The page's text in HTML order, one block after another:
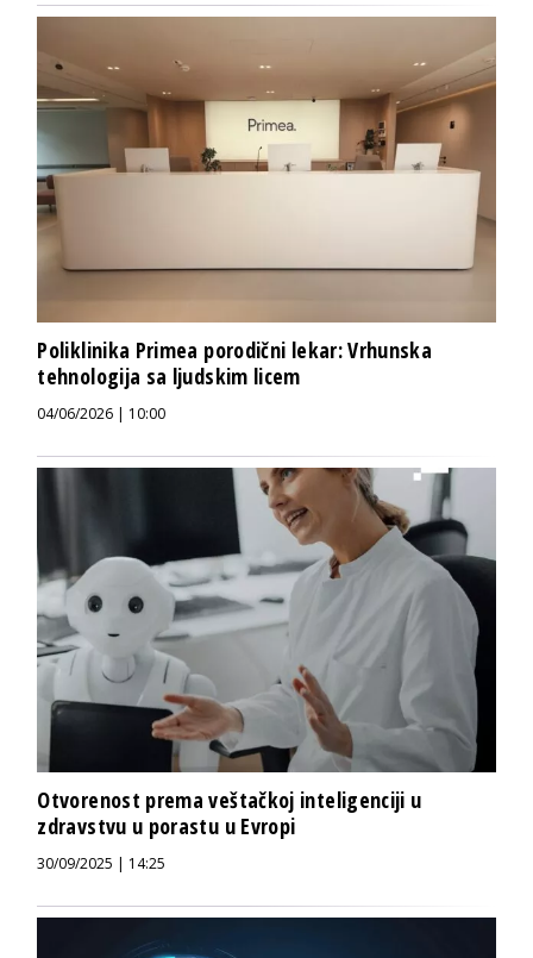
Poliklinika Primea porodični lekar: Vrhunska
tehnologija sa ljudskim licem
04/06/2026 | 10:00
Otvorenost prema veštačkoj inteligenciji u
zdravstvu u porastu u Evropi
30/09/2025 | 14:25